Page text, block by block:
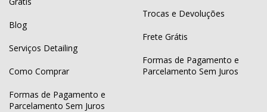
Blog
Serviços Detailing
Como Comprar
Formas de Pagamento e
Parcelamento Sem Juros
Trocas e Devoluções
Frete Grátis
Formas de Pagamento e
Parcelamento Sem Juros